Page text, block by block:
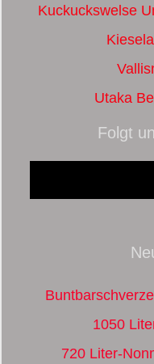
Kuckuckswelse
Utaka
Folgt
1050
720 Liter-